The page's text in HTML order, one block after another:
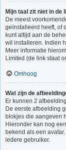
Mijn taal zit niet in de
De meest
geïnstalleerd heeft, of
kunt altijd aan de
wil installeren. Indien
Meer informatie
Limited (de link staat
Omhoog
Wat zijn de
Er kunnen 2
De eerste afbeelding
blokjes die aangeven
Hieronder kan nog
bekend als een
iedere gebruiker.